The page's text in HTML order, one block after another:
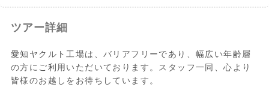
ツアー詳細
愛知ヤクルト工場は、バリアフリーであり、幅広い年齢層
の方にご利用いただいております。スタッフ一同、心より
皆様のお越しをお待ちしています。